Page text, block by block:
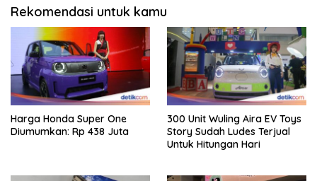
Rekomendasi untuk kamu
Harga Honda Super One
Diumumkan: Rp 438 Juta
300 Unit Wuling Aira EV Toys
Story Sudah Ludes Terjual
Untuk Hitungan Hari